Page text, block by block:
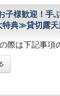
蘭花の湯
までが同時に
、宿到着後に空
間）ご利用い
合がありますの
川産こしひか
汁仕立
合わせ
節の果実
況や季節によ
ございます。
子様歓迎！手
典≫貸切露天
の際は下記事項
の人数は宿泊人